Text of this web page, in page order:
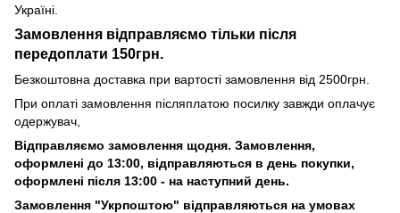
Україні.
Замовлення відправляємо тільки після
передоплати 150грн.
Безкоштовна доставка при вартості замовлення від 2500грн.
При оплаті замовлення післяплатою посилку завжди оплачує
одержувач,
Відправляємо замовлення щодня. Замовлення,
оформлені до 13:00, відправляються в день покупки,
оформлені після 13:00 - на наступний день.
Замовлення "Укрпоштою" відправляються на умовах